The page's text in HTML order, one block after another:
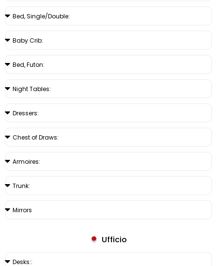
Ufficio